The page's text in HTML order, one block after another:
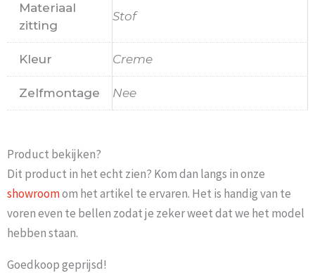
Materiaal
zitting
Stof
Kleur Creme
Zelfmontage Nee
Product bekijken?
Dit product in het echt zien? Kom dan langs in onze
showroomom het artikel te ervaren. Het is handig van te
voren even te bellen zodat je zeker weet dat we het model
hebben staan.
Goedkoop geprijsd!